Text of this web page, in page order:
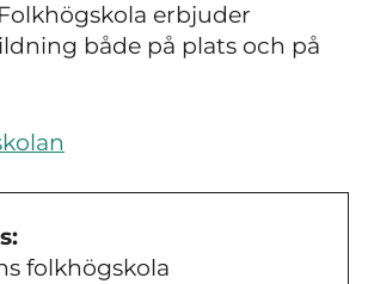
erbjuder
både på plats och på
folkhögskola